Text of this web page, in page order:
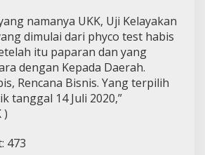
namanya UKK, Uji Kelayakan
dimulai dari phyco test habis
itu paparan dan yang
dengan Kepada Daerah.
Rencana Bisnis. Yang terpilih
tanggal 14 Juli 2020,”
)
473